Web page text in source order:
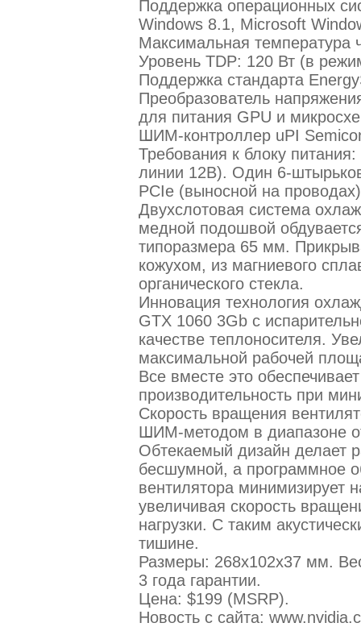
Поддержка операционных
Windows 8.1, Microsoft
Максимальная температура
Уровень TDP: 120 Вт (в
Поддержка стандарта
Преобразователь
для питания GPU и
ШИМ-контроллер uPI
Требования к блоку
линии 12В). Один 6-
PCIe (выносной на
Двухслотовая система
медной подошвой
типоразмера 65 мм.
кожухом, из магниевого
органического стекла.
Инновация технология
GTX 1060 3Gb с
качестве теплоносителя.
максимальной рабочей
Все вместе это
производительность при
Скорость вращения
ШИМ-методом в диапазоне
Обтекаемый дизайн делает
бесшумной, а программное
вентилятора минимизирует
увеличивая скорость
нагрузки. С таким
тишине.
Размеры: 268х102х37 мм.
3 года гарантии.
Цена: $199 (MSRP).
Новость с сайта: